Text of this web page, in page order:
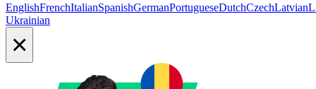
EnglishFrenchItalianSpanishGermanPortugueseDutchCzechLatvian
Ukrainian
×